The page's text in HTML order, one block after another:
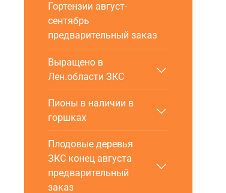
Гортензии август-
сентябрь
предварительный заказ
Выращено в
Лен.области ЗКС
Пионы в наличии в
горшках
Плодовые деревья
ЗКС конец августа
предварительный
заказ